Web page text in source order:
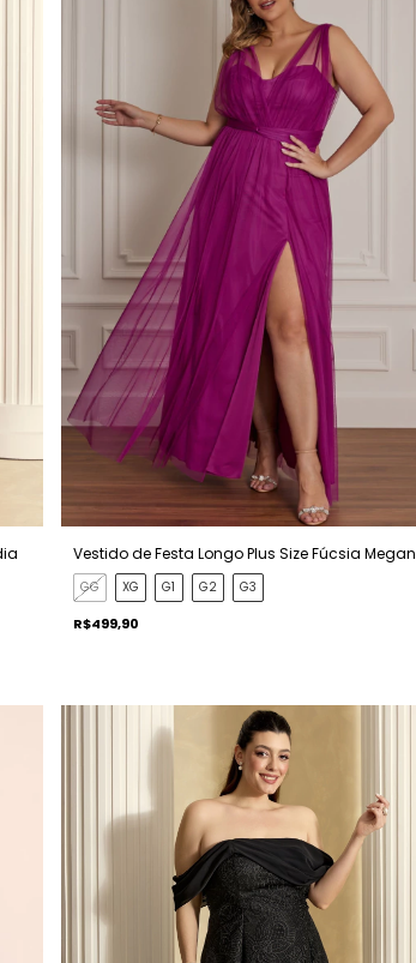
Vestido de Festa Longo Plus Size Fúcsia Megan
GG XG G1 G2 G3
R$499,90